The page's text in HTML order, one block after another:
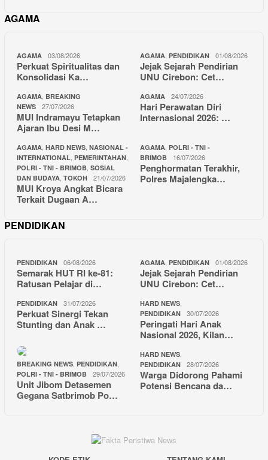
AGAMA
AGAMA 03/08/2026
Perkuat Spiritualitas dan
Konsolidasi Ka…
AGAMA, PENDIDIKAN 01/08/2026
Jejak Sejarah Pendirian
UNU Cirebon: Cet…
AGAMA, BREAKING
NEWS
27/07/2026
MUI Indramayu Tetapkan
Ajaran Ibu Desi M…
AGAMA 24/07/2026
Hari Perawatan Diri
Internasional 2026: …
AGAMA, HARD NEWS, NASIONAL -
INTERNATIONAL, PEMERINTAHAN,
POLRI - TNI - BRIMOB, SOSIAL
DAN BUDAYA, TOKOH 21/07/2026
MUI Kroya Angkat Bicara
Terkait Dugaan A…
AGAMA, POLRI - TNI -
BRIMOB
16/07/2026
Penghormatan Terakhir,
Polres Majalengka…
PENDIDIKAN
PENDIDIKAN 06/08/2026
Semarak HUT RI ke-81:
Ratusan Pelajar di…
AGAMA, PENDIDIKAN 01/08/2026
Jejak Sejarah Pendirian
UNU Cirebon: Cet…
PENDIDIKAN 31/07/2026
Perkuat Sinergi Tekan
Stunting dan Anak …
HARD NEWS,
PENDIDIKAN 30/07/2026
Peringati Hari Anak
Nasional 2026, Kilan…
BREAKING NEWS, PENDIDIKAN,
POLRI - TNI - BRIMOB 29/07/2026
Unit Jibom Detasemen
Gegana Satbrimob Po…
HARD NEWS,
PENDIDIKAN 28/07/2026
Warga Didorong Pahami
Potensi Bencana da…